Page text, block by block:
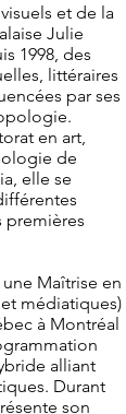
et de la
Julie
1998, des
littéraires
par ses
en art,
de
elle se
premières
Maîtrise en
médiatiques)
à Montréal
alliant
Durant
son